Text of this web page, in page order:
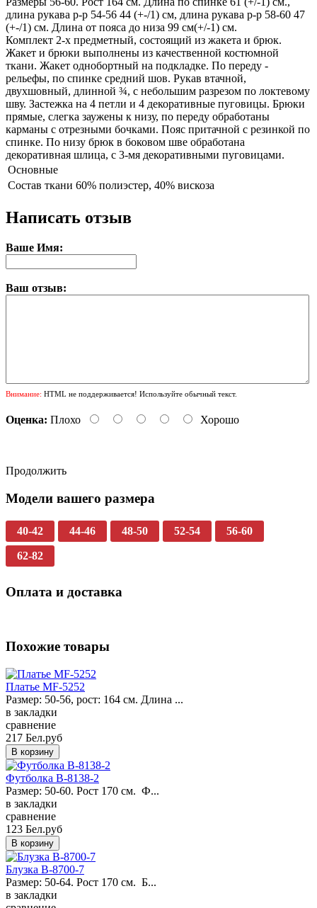
длина рукава р-р 54-56 44 (+-/1) см, длина рукава р-р 58-60 47
(+-/1) см. Длина от пояса до низа 99 см(+/-1) см.
Комплект 2-х предметный, состоящий из жакета и брюк.
Жакет и брюки выполнены из качественной костюмной
ткани. Жакет однобортный на подкладке. По переду -
рельефы, по спинке средний шов. Рукав втачной,
двухшовный, длинной ¾, с небольшим разрезом по локтевому
шву. Застежка на 4 петли и 4 декоративные пуговицы. Брюки
прямые, слегка заужены к низу, по переду обработаны
карманы с отрезными бочками. Пояс притачной с резинкой по
спинке. По низу брюк в боковом шве обработана
декоративная шлица, с 3-мя декоративными пуговицами.
Основные
Состав ткани 60% полиэстер, 40% вискоза
Написать отзыв
Ваше Имя:
Ваш отзыв:
Внимание: HTML не поддерживается! Используйте обычный текст.
Оценка: Плохо Хорошо
Продолжить
Модели вашего размера
40-42 44-46 48-50 52-54 56-60
62-82
Оплата и доставка
Похожие товары
Платье MF-5252
Размер: 50-56, рост: 164 см. Длина ...
в закладки
сравнение
217 Бел.руб
Футболка B-8138-2
Размер: 50-60. Рост 170 см. Ф...
в закладки
сравнение
123 Бел.руб
Блузка B-8700-7
Размер: 50-64. Рост 170 см. Б...
в закладки